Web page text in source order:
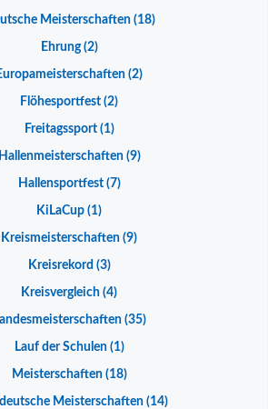
Meisterschaften(18)
Ehrung(2)
(2)
Flöhesportfest (2)
Freitagssport(1)
Hallenmeisterschaften(9)
Hallensportfest(7)
KiLaCup (1)
Kreismeisterschaften (9)
Kreisrekord (3)
Kreisvergleich (4)
(35)
Lauf der Schulen(1)
Meisterschaften(18)
Meisterschaften (14)